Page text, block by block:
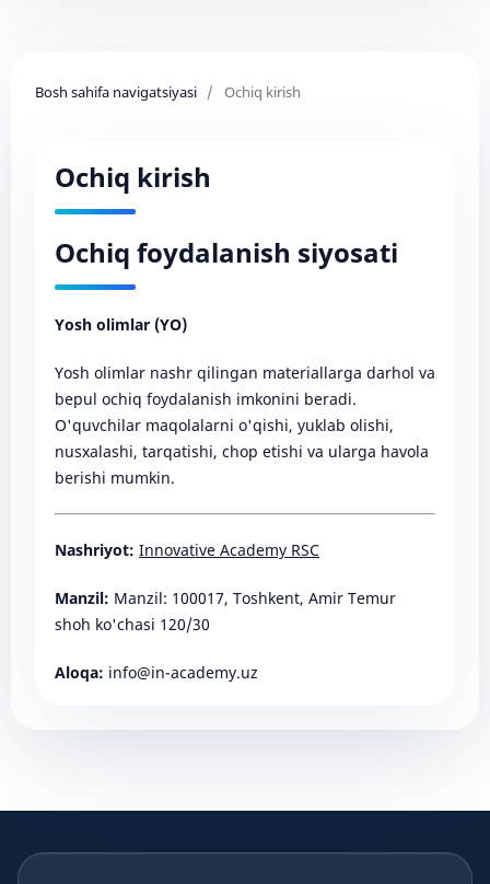
Bosh sahifa navigatsiyasi / Ochiq kirish
Ochiq kirish
Ochiq foydalanish siyosati
Yosh olimlar (YO)
Yosh olimlar nashr qilingan materiallarga darhol va
bepul ochiq foydalanish imkonini beradi.
O'quvchilar maqolalarni o'qishi, yuklab olishi,
nusxalashi, tarqatishi, chop etishi va ularga havola
berishi mumkin.
Nashriyot: Innovative Academy RSC
Manzil: Manzil: 100017, Toshkent, Amir Temur
shoh ko'chasi 120/30
Aloqa: info@in-academy.uz